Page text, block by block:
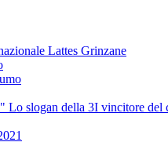
Lattes Grinzane
Lo slogan della 3I vincitore del